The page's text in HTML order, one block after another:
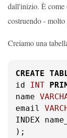
dall'inizio. È come
costruendo -
Creiamo una
CREATE
id INT
name
email
INDEX
);